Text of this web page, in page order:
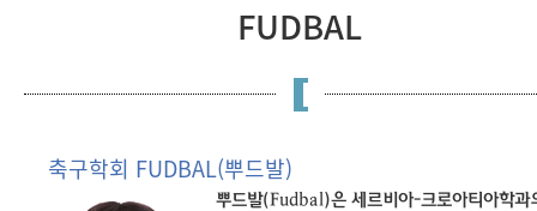
FUDBAL
축구학회 FUDBAL(뿌드발)
뿌드발(Fudbal)은 세르비아-크로아티아학과